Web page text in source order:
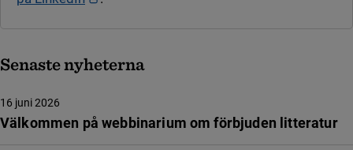
Senaste nyheterna
Välkommen på webbinarium om förbjuden litteratur
16 juni 2026